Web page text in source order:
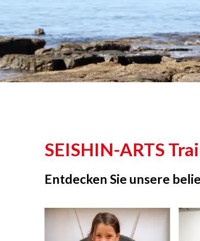
SEISHIN-ARTS
Entdecken Sie unsere